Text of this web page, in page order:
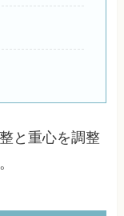
と重心を調整